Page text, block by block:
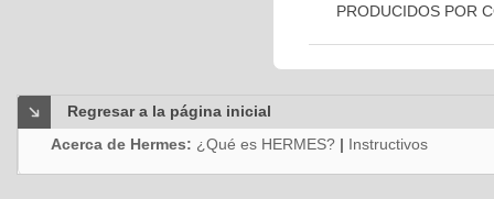
PRODUCIDOS POR
Regresar a la página inicial
Acerca de Hermes: ¿Qué es HERMES? | Instructivos